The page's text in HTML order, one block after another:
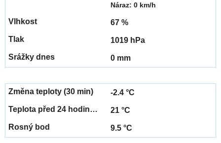
Náraz: 0 km/h
67 %
1019 hPa
0 mm
-2.4 °C
21 °C
9.5 °C